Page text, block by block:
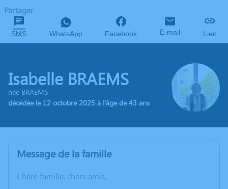
Partager
SMS WhatsApp Facebook E-mail Lien
Isabelle BRAEMS
née BRAEMS
décédée le 12 octobre 2025 à l'âge de 43 ans
Message de la famille
Chère famille, chers amis,